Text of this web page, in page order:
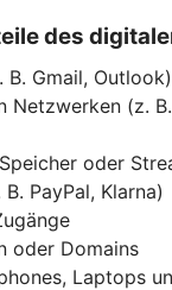
des
B. Gmail, Outlook)
Netzwerken (z.
oder
PayPal, Klarna)
oder Domains
Laptops